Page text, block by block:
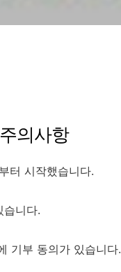
의사항
터 시작했습니다.
습니다.
기부 동의가 있습니다.